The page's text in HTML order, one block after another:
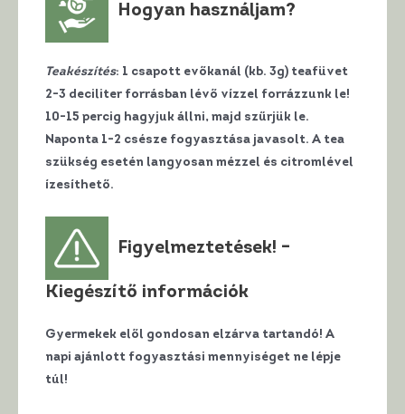
Hogyan használjam?
Teakészítés: 1 csapott evőkanál (kb. 3g) teafüvet
2-3 deciliter forrásban lévő vízzel forrázzunk le!
10-15 percig hagyjuk állni, majd szűrjük le.
Naponta 1-2 csésze fogyasztása javasolt. A tea
szükség esetén langyosan mézzel és citromlével
ízesíthető.
Figyelmeztetések! –
Kiegészítő információk
Gyermekek elől gondosan elzárva tartandó! A
napi ajánlott fogyasztási mennyiséget ne lépje
túl!